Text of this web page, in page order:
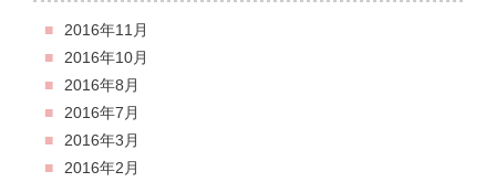
2016年11月
2016年10月
2016年8月
2016年7月
2016年3月
2016年2月